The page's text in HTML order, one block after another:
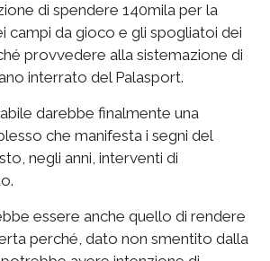
di spendere 140mila per la
campi da gioco e gli spogliatoi dei
provvedere alla sistemazione di
interrato del Palasport.
darebbe finalmente una
che manifesta i segni del
negli anni, interventi di
essere anche quello di rendere
perché, dato non smentito dalla